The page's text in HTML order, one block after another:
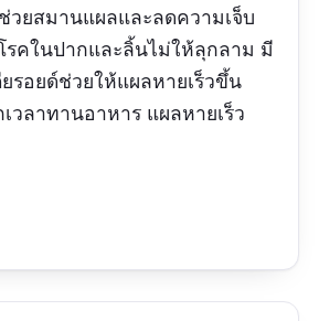
วยสมานแผลและลดความเจ็บ
รคในปากและลิ้นไม่ให้ลุกลาม มี
รอยด์ช่วยให้แผลหายเร็วขึ้น
วลาทานอาหาร แผลหายเร็ว
ใช้แปะติดแผลร้อนในที่ลิ้น แปะ